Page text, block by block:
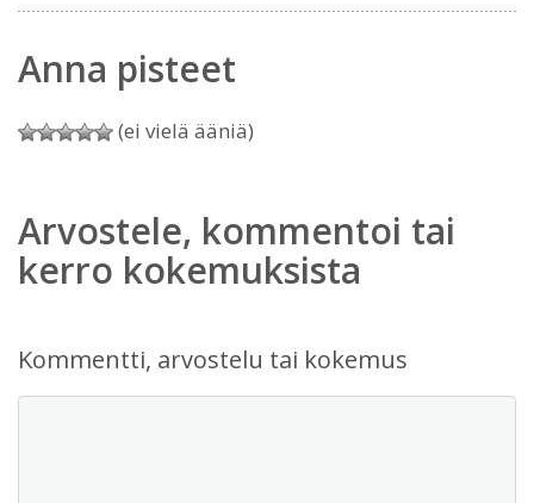
Anna pisteet
(ei vielä ääniä)
Arvostele, kommentoi tai
kerro kokemuksista
Kommentti, arvostelu tai kokemus